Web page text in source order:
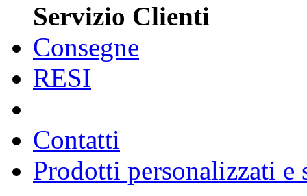
Servizio Clienti
Consegne
RESI
Contatti
Prodotti personalizzati e